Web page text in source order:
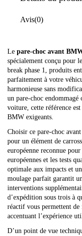
Avis(0)
Le pare-choc avant
spécialement conçu pour
break phase 1, produits
parfaitement à votre
harmonieuse sans
un pare-choc
voiture, cette référence
BMW exigeants.
Choisir ce pare-choc
pour un élément de
européenne reconnue
européennes et les tests
optimale aux impacts et
moulage parfait garantit
interventions
d’expédition sous trois à
réactif vous permettent
accentuant l’expérience
D’un point de vue